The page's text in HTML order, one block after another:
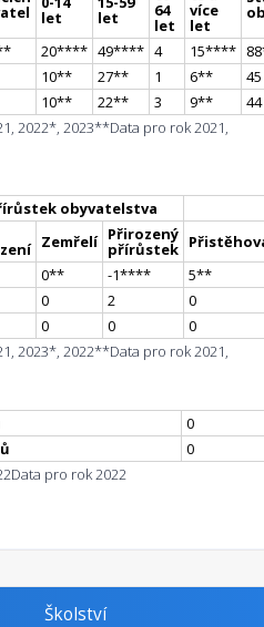
let let 64
let
více
let
20**** 49**** 4 15**** 88
10** 27** 1 6**
45
10** 22** 3 9**
44
2022*, 2023**Data pro rok 2021,
obyvatelstva
Zemřelí Přirozený
přírůstek
0** -1**** 5**
0 2
0
0 0
0
2023*, 2022**Data pro rok 2021,
0
0
Data pro rok 2022
Školství